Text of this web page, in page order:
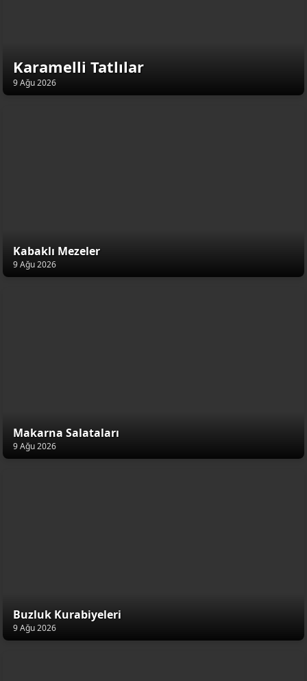
Karamelli Tatlılar
9 Ağu 2026
Kabaklı Mezeler
9 Ağu 2026
Makarna Salataları
9 Ağu 2026
Buzluk Kurabiyeleri
9 Ağu 2026